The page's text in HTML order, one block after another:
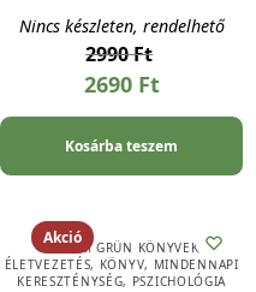
Nincs készleten, rendelhető
2990Ft
2690 Ft
Kosárba teszem
Akció
ANSELM GRÜN KÖNYVEK
ÉLETVEZETÉS, KÖNYV, MINDENNAPI
KERESZTÉNYSÉG, PSZICHOLÓGIA